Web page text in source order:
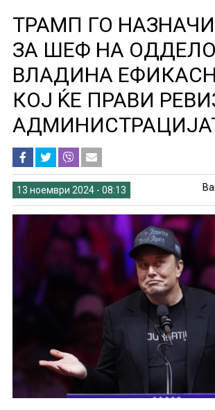
ТРАМП ГО
ЗА ШЕФ НА
ВЛАДИНА
КОЈ ЌЕ ПРАВИ
13 ноември 2024 - 08:13